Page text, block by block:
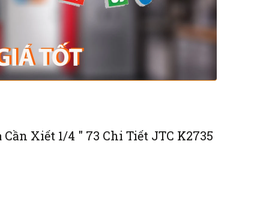
Xiết 1/4 " 73 Chi Tiết JTC K2735